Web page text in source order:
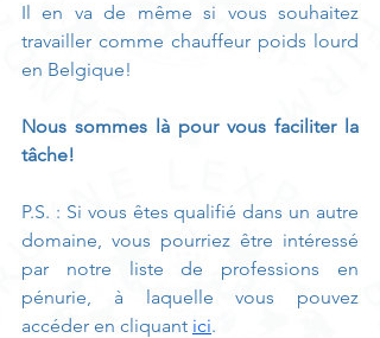
Il en va de même si vous souhaitez
travailler comme chauffeur poids lourd
en Belgique!
Nous sommes là pour vous faciliter la
tâche!
P.S. : Si vous êtes qualifié dans un autre
domaine, vous pourriez être intéressé
par notre liste de professions en
pénurie, à laquelle vous pouvez
accéder en cliquant ici.